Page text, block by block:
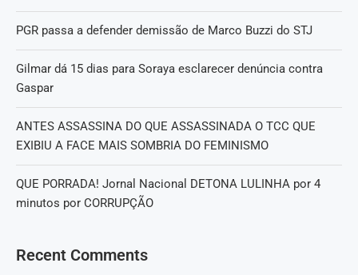
PGR passa a defender demissão de Marco Buzzi do STJ
Gilmar dá 15 dias para Soraya esclarecer denúncia contra
Gaspar
ANTES ASSASSINA DO QUE ASSASSINADA O TCC QUE
EXIBIU A FACE MAIS SOMBRIA DO FEMINISMO
QUE PORRADA! Jornal Nacional DETONA LULINHA por 4
minutos por CORRUPÇÃO
Recent Comments